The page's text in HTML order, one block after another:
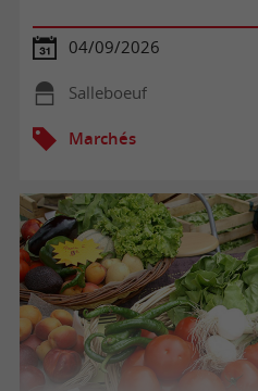
04/09/2026
Salleboeuf
Marchés